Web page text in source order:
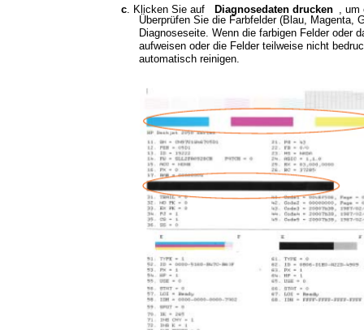
c. Klicken Sie auf Diagnosedaten drucken , um
Überprüfen Sie die Farbfelder (Blau, Magenta,
Diagnoseseite. Wenn die farbigen Felder oder
aufweisen oder die Felder teilweise nicht
automatisch reinigen.